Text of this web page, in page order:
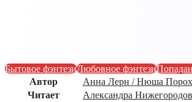
Бытовое фэнтезиЛюбовное фэнтези
Автор
Анна Лерн / Нюша
Читает
Александра